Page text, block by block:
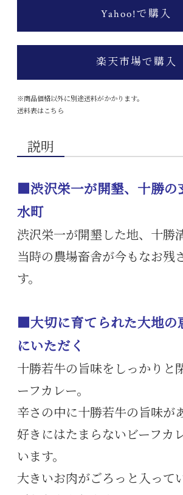
Yahoo!で購入
楽天市場で購入
※商品価格以外に別途送料がかかります。
送料表はこちら
説明
■渋沢栄一が開墾、十勝の
水町
渋沢栄一が開墾した地、十勝
当時の農場畜舎が今もなお残
す。
■大切に育てられた大地の
にいただく
十勝若牛の旨味をしっかりと
ーフカレー。
辛さの中に十勝若牛の旨味が
好きにはたまらないビーフカ
います。
大きいお肉がごろっと入って